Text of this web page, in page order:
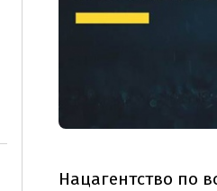
Нацагентство по